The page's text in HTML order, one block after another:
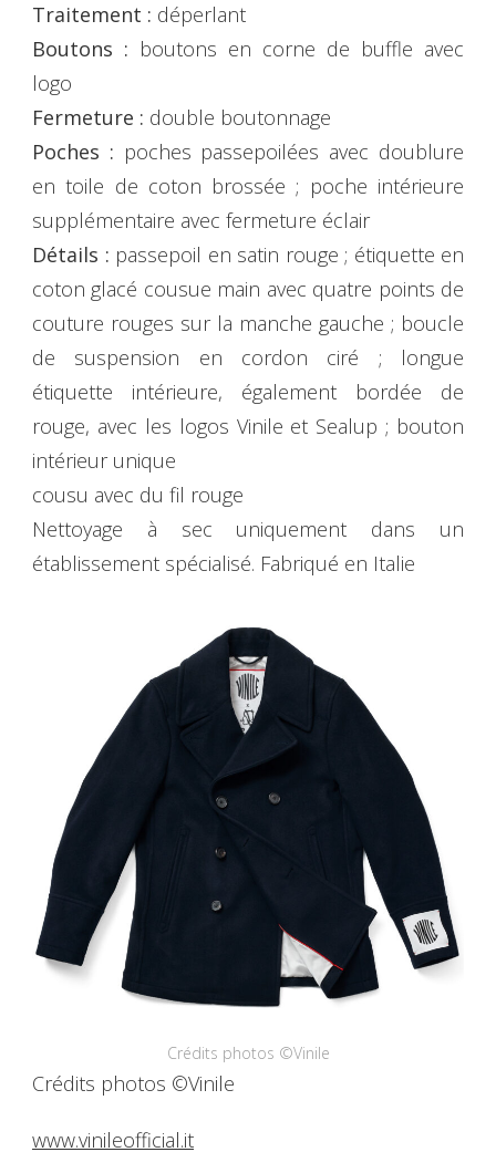
Traitement : déperlant
Boutons : boutons en corne de buffle avec
logo
Fermeture : double boutonnage
Poches : poches passepoilées avec doublure
en toile de coton brossée ; poche intérieure
supplémentaire avec fermeture éclair
Détails : passepoil en satin rouge ; étiquette en
coton glacé cousue main avec quatre points de
couture rouges sur la manche gauche ; boucle
de suspension en cordon ciré ; longue
étiquette intérieure, également bordée de
rouge, avec les logos Vinile et Sealup ; bouton
intérieur unique
cousu avec du fil rouge
Nettoyage à sec uniquement dans un
établissement spécialisé. Fabriqué en Italie
Crédits photos ©Vinile
Crédits photos ©Vinile
www.vinileofficial.it